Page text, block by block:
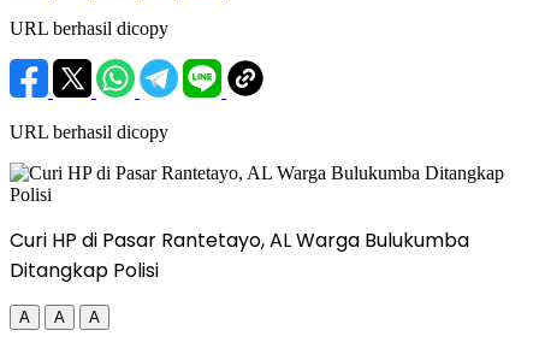
URL berhasil dicopy
URL berhasil dicopy
Curi HP di Pasar Rantetayo, AL Warga Bulukumba
Ditangkap Polisi
A A A